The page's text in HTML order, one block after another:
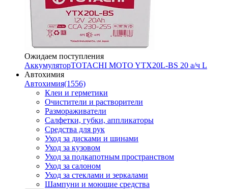
Ожидаем поступления
АккумуляторTOTACHI MOTO YTX20L-BS 20 а/ч L
Автохимия
Автохимия(1556)
Клеи и герметики
Очистители и растворители
Размораживатели
Салфетки, губки, аппликаторы
Средства для рук
Уход за дисками и шинами
Уход за кузовом
Уход за подкапотным пространством
Уход за салоном
Уход за стеклами и зеркалами
Шампуни и моющие средства